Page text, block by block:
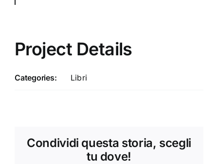
Project Details
Categories: Libri
Condividi questa storia, scegli
tu dove!